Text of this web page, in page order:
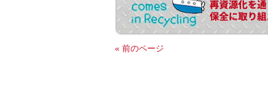
« 前のページ